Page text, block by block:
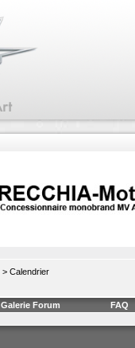
> Calendrier
Galerie Forum FAQ